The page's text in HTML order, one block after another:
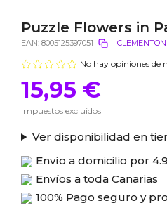
Puzzle Flowers in
EAN: 8005125397051 | CLEMENTONI
No hay opiniones de
15,95 €
Impuestos excluidos
Ver disponibilidad en
Envío a domicilio por
Envíos a toda Canarias
100% Pago seguro y